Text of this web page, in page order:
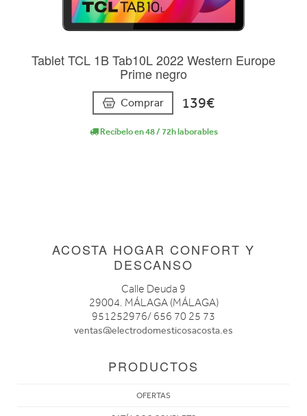
Tablet TCL 1B Tab10L 2022 Western Europe
Prime negro
Comprar 139€
Recíbelo en 48 / 72h laborables
ACOSTA HOGAR CONFORT Y
DESCANSO
Calle Deuda 9
29004. MÁLAGA (MÁLAGA)
951252976/ 656 70 25 73
ventas@electrodomesticosacosta.es
PRODUCTOS
OFERTAS